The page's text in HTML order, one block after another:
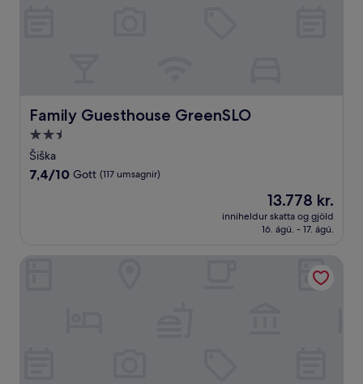
Family Guesthouse GreenSLO
Family Guesthouse GreenSLO
2.5
stjörnu
gististaður
Šiška
7.4
7,4/10 Gott (117 umsagnir)
Verðið
er
13.778 kr.
13.778 kr.
inniheldur skatta og gjöld
16. ágú. - 17. ágú.
B Residence - Boutique Apartments Ljubljana - Private